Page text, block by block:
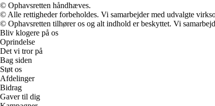
© Ophavsretten håndhæves.
© Alle rettigheder forbeholdes. Vi samarbejder med udvalgte
© Ophavsretten tilhører os og alt indhold er beskyttet. Vi
Bliv klogere på os
Oprindelse
Det vi tror på
Bag siden
Støt os
Afdelinger
Bidrag
Gaver til dig